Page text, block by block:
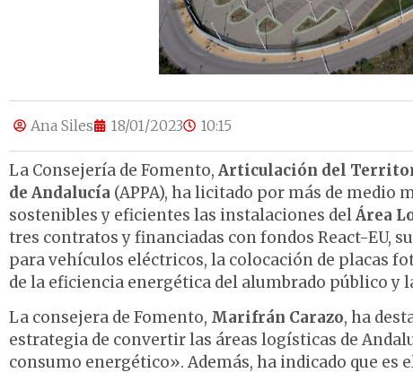
Ana Siles 18/01/2023 10:15
La Consejería de Fomento, Articulación del
de Andalucía (APPA), ha licitado por más de medio
sostenibles y eficientes las instalaciones delÁrea
tres contratos y financiadas con fondos React-EU,
para vehículos eléctricos, la colocación de placas
de la eficiencia energética del alumbrado público y
La consejera de Fomento, Marifrán Carazo, ha
estrategia de convertir las áreas logísticas de
consumo energético». Además, ha indicado que es